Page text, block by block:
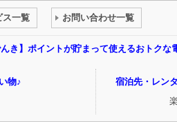
ス一覧 お問い合わせ一覧
んき】ポイントが貯まって使えるおトクな
物♪
宿泊先・レン